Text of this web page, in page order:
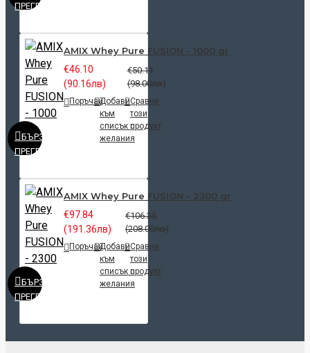
ПРЕГЛЕД
БЪРЗ
ПРЕГЛЕД
AMIX Whey Pure FUSION - 1000 gr
€46.10
(90.16лв)
€50.11
(98.00лв)
ПоръчайДобави
към
списък с
желания
Сравни
този
продукт
БЪРЗ
ПРЕГЛЕД
AMIX Whey Pure FUSION - 2300 gr
€97.84
(191.36лв)
€106.35
(208.00лв)
ПоръчайДобави
към
списък с
желания
Сравни
този
продукт